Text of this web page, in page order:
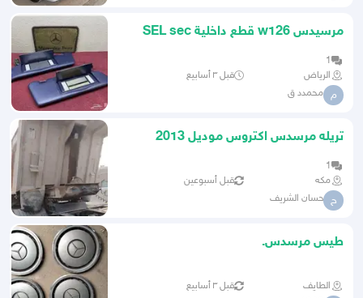
مرسيدس w126 قطع داخلية SEL sec
1
الرياض
قبل ٣ أسابيع
م محمدد ق
تريله مرسدس اكتروس موديل 2013
1
مكه
قبل أسبوعين
ح حسان الشريف
طيس مرسدس.
الطايف قبل ٣ أسابيع